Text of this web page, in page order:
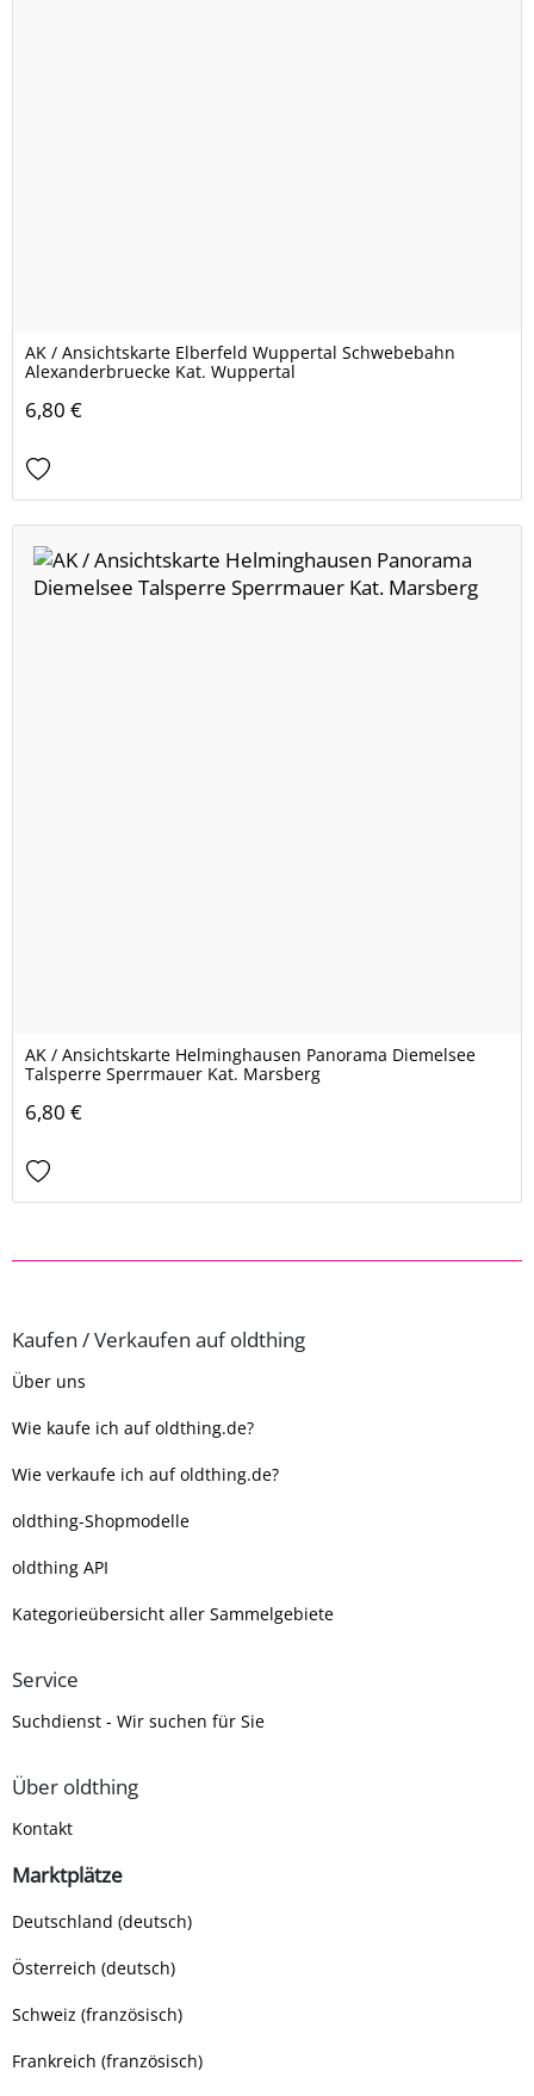
AK / Ansichtskarte Elberfeld Wuppertal Schwebebahn
Alexanderbruecke Kat. Wuppertal
6,80 €
AK / Ansichtskarte Helminghausen Panorama Diemelsee
Talsperre Sperrmauer Kat. Marsberg
6,80 €
Kaufen / Verkaufen auf oldthing
Über uns
Wie kaufe ich auf oldthing.de?
Wie verkaufe ich auf oldthing.de?
oldthing-Shopmodelle
oldthing API
Kategorieübersicht aller Sammelgebiete
Service
Suchdienst - Wir suchen für Sie
Über oldthing
Kontakt
Marktplätze
Deutschland (deutsch)
Österreich (deutsch)
Schweiz (französisch)
Frankreich (französisch)